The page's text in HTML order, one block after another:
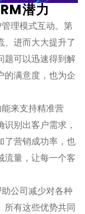
潜力
理模式互动。第
、进而大大提升了
题可以迅速得到解
的满意度，也为企
来支持精准营
别出客户需求，
了营销成功率，也
流量，让每一个客
公司减少对各种
所有这些优势共同